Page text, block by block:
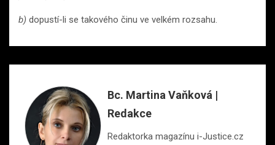
b) dopustí-li se takového činu ve velkém rozsahu.
Bc. Martina Vaňková |
Redakce
Redaktorka magazínu i-Justice.cz